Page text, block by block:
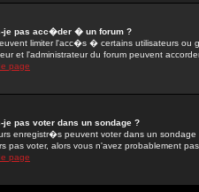
je pas acc�der � un forum ?
limiter l'acc�s � certains utilisateurs ou
et l'administrateur du forum peuvent
page
je pas voter dans un sondage ?
enregistr�s peuvent voter dans un
pas voter, alors vous n'avez probablement
page